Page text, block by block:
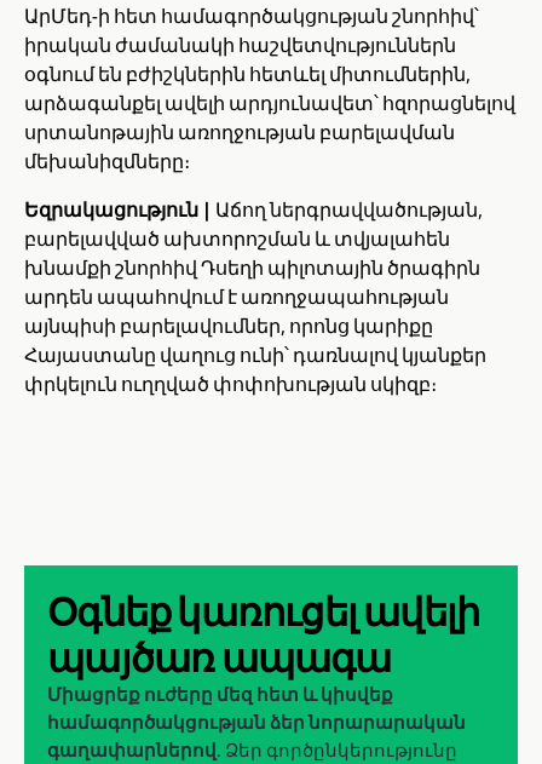
ԱրՄեդ-ի հետ համագործակցության շնորհիվ՝
իրական ժամանակի հաշվետվություններն
օգնում են բժիշկներին հետևել միտումներին,
արձագանքել ավելի արդյունավետ՝ հզորացնելով
սրտանոթային առողջության բարելավման
մեխանիզմները։
Եզրակացություն | Աճող ներգրավվածության,
բարելավված ախտորոշման և տվյալահեն
խնամքի շնորհիվ Դսեղի պիլոտային ծրագիրն
արդեն ապահովում է առողջապահության
այնպիսի բարելավումներ, որոնց կարիքը
Հայաստանը վաղուց ունի՝ դառնալով կյանքեր
փրկելուն ուղղված փոփոխության սկիզբ։
Օգնեք կառուցել ավելի
պայծառ ապագա
Միացրեք ուժերը մեզ հետ և կիսվեք
համագործակցության ձեր նորարարական
գաղափարներով. Ձեր գործընկերությունը